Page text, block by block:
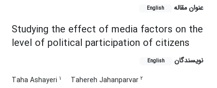
عنوان مقاله English
Studying the effect of media factors on the
level of political participation of citizens
نویسندگان English
Taha Ashayeri 1 Tahereh Jahanparvar 2